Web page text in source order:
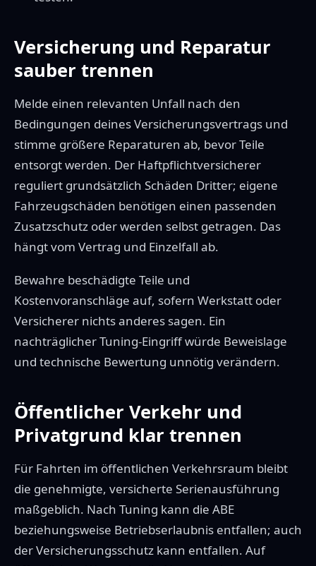
Versicherung und Reparatur
sauber trennen
Melde einen relevanten Unfall nach den
Bedingungen deines Versicherungsvertrags und
stimme größere Reparaturen ab, bevor Teile
entsorgt werden. Der Haftpflichtversicherer
reguliert grundsätzlich Schäden Dritter; eigene
Fahrzeugschäden benötigen einen passenden
Zusatzschutz oder werden selbst getragen. Das
hängt vom Vertrag und Einzelfall ab.
Bewahre beschädigte Teile und
Kostenvoranschläge auf, sofern Werkstatt oder
Versicherer nichts anderes sagen. Ein
nachträglicher Tuning-Eingriff würde Beweislage
und technische Bewertung unnötig verändern.
Öffentlicher Verkehr und
Privatgrund klar trennen
Für Fahrten im öffentlichen Verkehrsraum bleibt
die genehmigte, versicherte Serienausführung
maßgeblich. Nach Tuning kann die ABE
beziehungsweise Betriebserlaubnis entfallen; auch
der Versicherungsschutz kann entfallen. Auf